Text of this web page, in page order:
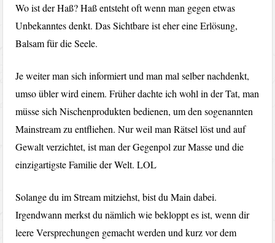
Wo ist der Haß? Haß entsteht oft wenn man gegen etwas
Unbekanntes denkt. Das Sichtbare ist eher eine Erlösung,
Balsam für die Seele.
Je weiter man sich informiert und man mal selber nachdenkt,
umso übler wird einem. Früher dachte ich wohl in der Tat, man
müsse sich Nischenprodukten bedienen, um den sogenannten
Mainstream zu entfliehen. Nur weil man Rätsel löst und auf
Gewalt verzichtet, ist man der Gegenpol zur Masse und die
einzigartigste Familie der Welt. LOL
Solange du im Stream mitziehst, bist du Main dabei.
Irgendwann merkst du nämlich wie bekloppt es ist, wenn dir
leere Versprechungen gemacht werden und kurz vor dem